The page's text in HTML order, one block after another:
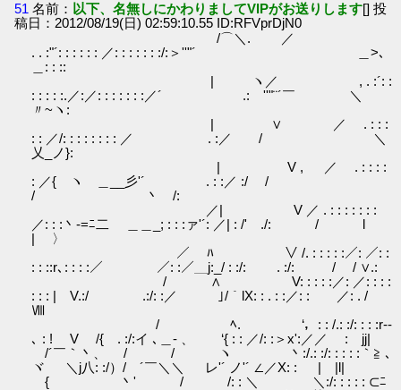
51 名前： 以下、名無しにかわりましてVIPがお送りします[] 投
稿日：2012/08/19(日) 02:59:10.55 ID:RFVprDjN0
/⌒＼. ／
. . :"´: : : : : : ／: : : : : : :/:＞''"´ ＿>､
＿: : ::
| ヽ／ , . :´: :
: : : : :.／:／: : : : : : :／´ .: ''"¨´￣ ＼
〃~ヽ:
| ∨ ／ . : : :
: : ／/: : : : : : : : ／ . :／ / ＼
乂_ノ}:
| V , ／ . : : : :
: ／{ ヽ ＿__彡'´ . : :／ :/ /
/ 丶 /:
／| V ／ . : : : : : : :
／: : :丶-=ﾆ二 ＿＿_; : : :ァ'´: ／| : /' ./: / l
| 〉
／ ﾊ ∨ /. : : : : :／: ／: :
: : ::r､: : : :／ ／: :／＿j:_/ : :/: . :/: / / ∨.:
/ ∧ V: : : : :／: ／: : : :
: : : | V.:/ .:/: :／ ｣/｀lX: : . : :／: : ／: . /
Ⅷ
/ ﾍ. ‘，: : /.: :/: : : :r‐-
､ : ! V /{ . :/:イ ､＿- 、 ‘{ : : ／/: :＞x':／／ : jj|
/´￣｀丶、 / / ヽ 丶:/.: :/: : : : :｀≧ ､
ヾ ＼j八: :/）/ ´￣＼＼ レ'´ ノ'´ ∠／Χ: : | |l|
{ 丶' / /: : ＼ ＼:/: : : : : ⊂ﾆ